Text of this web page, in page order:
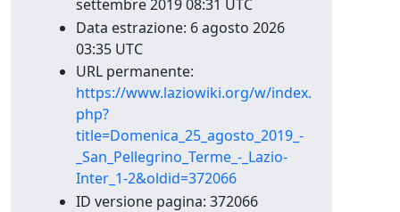
settembre 2019 08:31 UTC
Data estrazione: 6 agosto 2026
03:35 UTC
URL permanente:
https://www.laziowiki.org/w/index.
php?
title=Domenica_25_agosto_2019_-
_San_Pellegrino_Terme_-_Lazio-
Inter_1-2&oldid=372066
ID versione pagina: 372066